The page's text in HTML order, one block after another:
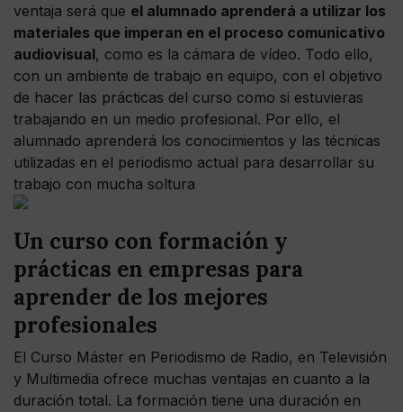
ventaja será que el alumnado aprenderá a utilizar los
materiales que imperan en el proceso comunicativo
audiovisual, como es la cámara de vídeo. Todo ello,
con un ambiente de trabajo en equipo, con el objetivo
de hacer las prácticas del curso como si estuvieras
trabajando en un medio profesional. Por ello, el
alumnado aprenderá los conocimientos y las técnicas
utilizadas en el periodismo actual para desarrollar su
trabajo con mucha soltura
Un curso con formación y
prácticas en empresas para
aprender de los mejores
profesionales
El Curso Máster en Periodismo de Radio, en Televisión
y Multimedia ofrece muchas ventajas en cuanto a la
duración total. La formación tiene una duración en